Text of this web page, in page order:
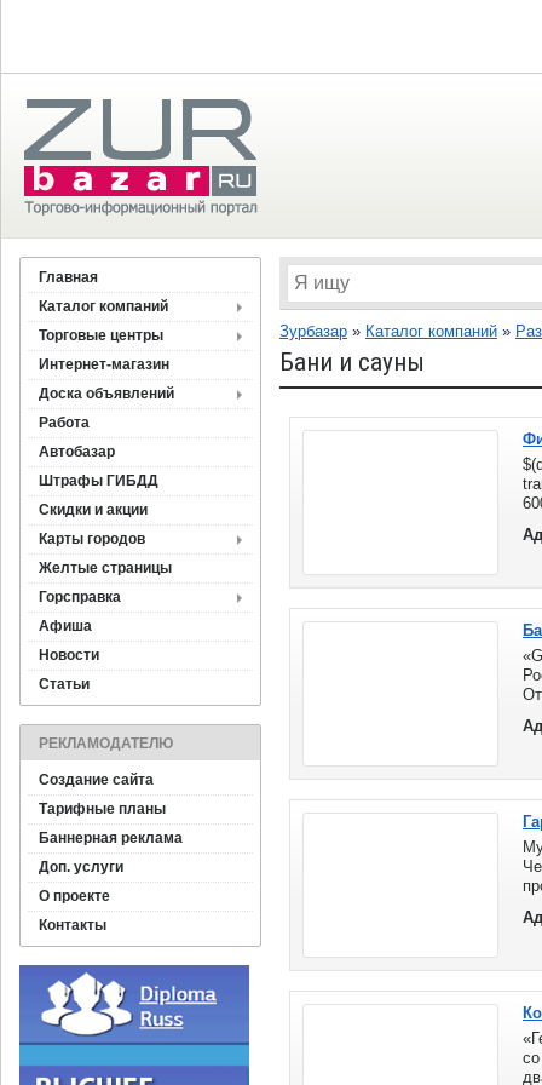
Главная
Каталог компаний
Торговые центры
Интернет-магазин
Доска объявлений
Работа
Автобазар
Штрафы ГИБДД
Скидки и акции
Карты городов
Желтые страницы
Горсправка
Афиша
Новости
Статьи
РЕКЛАМОДАТЕЛЮ
Создание сайта
Тарифные планы
Баннерная реклама
Доп. услуги
О проекте
Контакты
Зурбазар » Каталог компаний »
Бани и сауны